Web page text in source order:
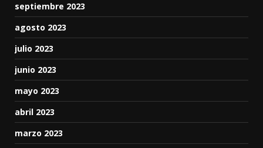
septiembre 2023
agosto 2023
julio 2023
junio 2023
mayo 2023
abril 2023
marzo 2023